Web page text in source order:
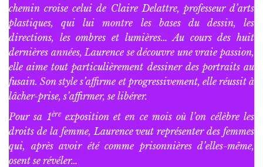
chemin croise celui de Claire Delattre, professeur d’arts
plastiques, qui lui montre les bases du dessin, les
directions, les ombres et lumières… Au cours des huit
dernières années, Laurence se découvre une vraie passion,
elle aime tout particulièrement dessiner des portraits au
fusain. Son style s’affirme et progressivement, elle réussit à
lâcher-prise, s’affirmer, se libérer.
Pour sa 1èreexposition et en ce mois où l’on célèbre les
droits de la femme, Laurence veut représenter des femmes
qui, après avoir été comme prisonnières d’elles-même,
osent se révéler…